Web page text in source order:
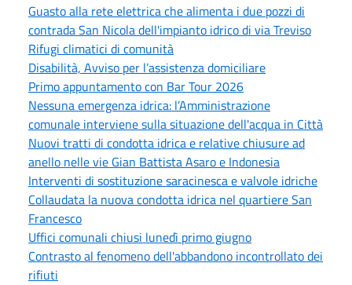
Guasto alla rete elettrica che alimenta i due pozzi di
contrada San Nicola dell'impianto idrico di via Treviso
Rifugi climatici di comunità
Disabilità, Avviso per l’assistenza domiciliare
Primo appuntamento con Bar Tour 2026
Nessuna emergenza idrica: l’Amministrazione
comunale interviene sulla situazione dell'acqua in Città
Nuovi tratti di condotta idrica e relative chiusure ad
anello nelle vie Gian Battista Asaro e Indonesia
Interventi di sostituzione saracinesca e valvole idriche
Collaudata la nuova condotta idrica nel quartiere San
Francesco
Uffici comunali chiusi lunedì primo giugno
Contrasto al fenomeno dell'abbandono incontrollato dei
rifiuti